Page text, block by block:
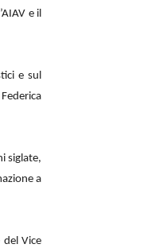
e il
e sul
siglate,
a
del Vice